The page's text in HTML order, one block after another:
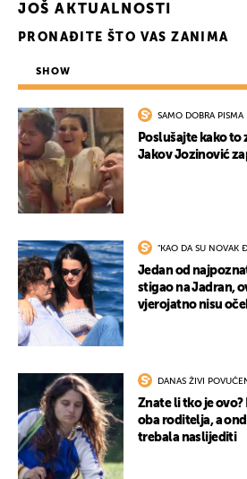
JOŠ AKTUALNOSTI
PRONAĐITE ŠTO VAS ZANIMA
SHOW
SAMO DOBRA PISMA
Poslušajte kako to
Jakov Jozinović
"KAO DA SU NOVAK
Jedan od
stigao na Jadran,
vjerojatno nisu
DANAS ŽIVI
Znate li tko je ovo?
oba roditelja, a
trebala naslijediti
UKLJUČITE